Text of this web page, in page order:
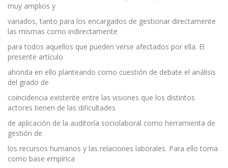
muy amplios y
variados, tanto para los encargados de gestionar directamente
las mismas como indirectamente
para todos aquellos que pueden verse afectados por ella. El
presente artículo
ahonda en ello planteando como cuestión de debate el análisis
del grado de
coincidencia existente entre las visiones que los distintos
actores tienen de las dificultades
de aplicación de la auditoría sociolaboral como herramienta de
gestión de
los recursos humanos y las relaciones laborales. Para ello toma
como base empírica